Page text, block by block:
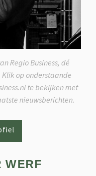
Regio Business, dé
Klik op onderstaande
te bekijken met
nieuwsberichten.
WERF